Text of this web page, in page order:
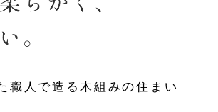
職人で造る木組みの住まい